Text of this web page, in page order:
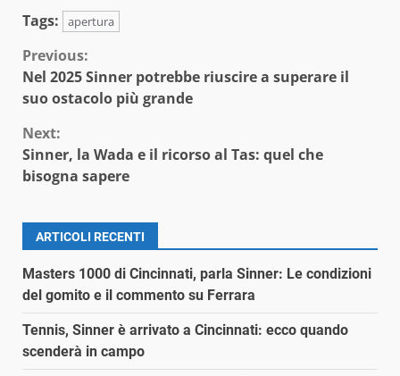
Tags:
apertura
Continue
Reading
Previous:
Nel 2025 Sinner potrebbe riuscire a superare il
suo ostacolo più grande
Next:
Sinner, la Wada e il ricorso al Tas: quel che
bisogna sapere
ARTICOLI RECENTI
Masters 1000 di Cincinnati, parla Sinner: Le condizioni
del gomito e il commento su Ferrara
Tennis, Sinner è arrivato a Cincinnati: ecco quando
scenderà in campo